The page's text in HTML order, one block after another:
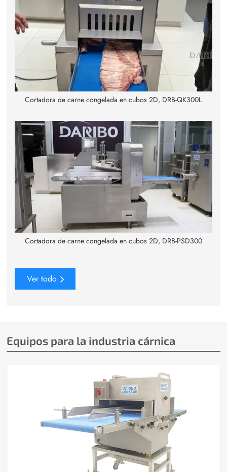
Cortadora de carne congelada en cubos 2D, DRB-QK300L
Cortadora de carne congelada en cubos 2D, DRB-PSD300
Ver todo
Equipos para la industria cárnica